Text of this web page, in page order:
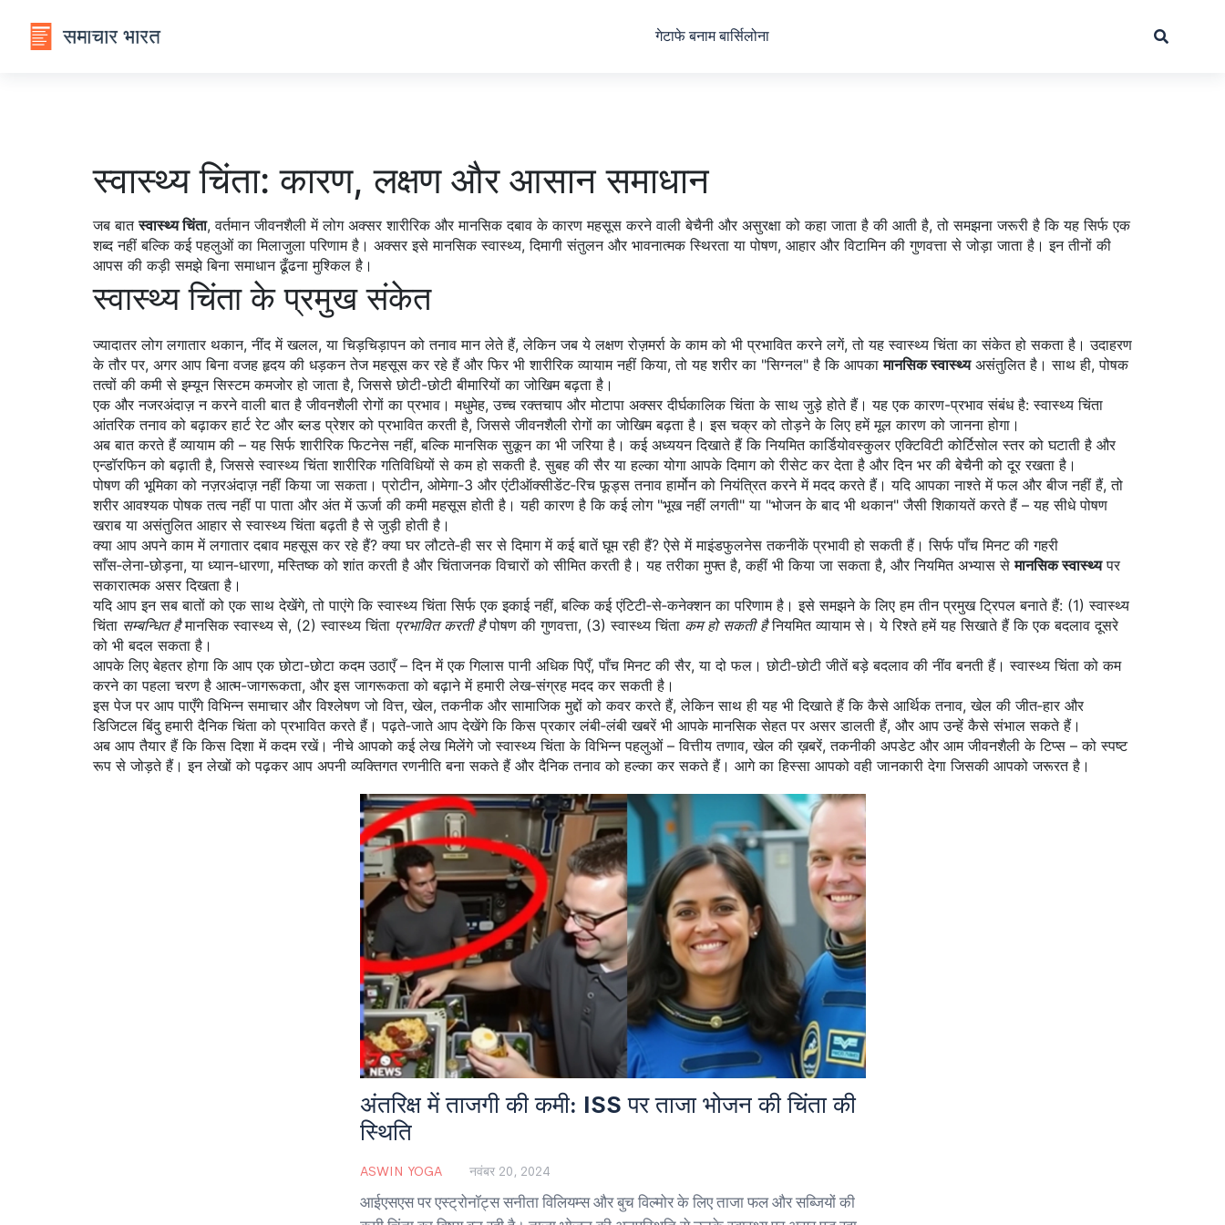
गेटाफे बनाम बार्सिलोना
स्वास्थ्य चिंता: कारण, लक्षण और आसान समाधान
जब बातस्वास्थ्य चिंता,वर्तमान जीवनशैली में लोग अक्सर शारीरिक और मानसिक दबाव के कारण महसूस करने वाली बेचैनी और असुरक्षा को कहा जाता है की आती है, तो समझना जरूरी है कि यह सिर्फ एक
शब्द नहीं बल्कि कई पहलुओं का मिलाजुला परिणाम है। अक्सर इसेमानसिक स्वास्थ्य,दिमागी संतुलन और भावनात्मक स्थिरता यापोषण, आहार और विटामिन की गुणवत्ता से जोड़ा जाता है। इन तीनों की
आपस की कड़ी समझे बिना समाधान ढूँढना मुश्किल है।
स्वास्थ्य चिंता के प्रमुख संकेत
ज्यादातर लोग लगातार थकान, नींद में खलल, या चिड़चिड़ापन को तनाव मान लेते हैं, लेकिन जब ये लक्षण रोज़मर्रा के काम को भी प्रभावित करने लगें, तो यह स्वास्थ्य चिंता का संकेत हो सकता है। उदाहरण
के तौर पर, अगर आप बिना वजह हृदय की धड़कन तेज महसूस कर रहे हैं और फिर भी शारीरिक व्यायाम नहीं किया, तो यह शरीर का "सिग्नल" है कि आपकामानसिक स्वास्थ्यअसंतुलित है। साथ ही, पोषक
तत्वों की कमी से इम्यून सिस्टम कमजोर हो जाता है, जिससे छोटी-छोटी बीमारियों का जोखिम बढ़ता है।
एक और नजरअंदाज़ न करने वाली बात है जीवनशैली रोगों का प्रभाव। मधुमेह, उच्च रक्तचाप और मोटापा अक्सर दीर्घकालिक चिंता के साथ जुड़े होते हैं। यह एक कारण-प्रभाव संबंध है:स्वास्थ्य चिंता
आंतरिक तनाव को बढ़ाकर हार्ट रेट और ब्लड प्रेशर को प्रभावित करती है, जिससे जीवनशैली रोगों का जोखिम बढ़ता है। इस चक्र को तोड़ने के लिए हमें मूल कारण को जानना होगा।
अब बात करते हैं व्यायाम की – यह सिर्फ शारीरिक फिटनेस नहीं, बल्कि मानसिक सुकून का भी जरिया है। कई अध्ययन दिखाते हैं कि नियमित कार्डियोवस्कुलर एक्टिविटी कोर्टिसोल स्तर को घटाती है और
एन्डॉरफिन को बढ़ाती है, जिससेस्वास्थ्य चिंता शारीरिक गतिविधियों से कम हो सकती है. सुबह की सैर या हल्का योगा आपके दिमाग को रीसेट कर देता है और दिन भर की बेचैनी को दूर रखता है।
पोषण की भूमिका को नज़रअंदाज़ नहीं किया जा सकता। प्रोटीन, ओमेगा‑3 और एंटीऑक्सीडेंट‑रिच फूड्स तनाव हार्मोन को नियंत्रित करने में मदद करते हैं। यदि आपका नाश्ते में फल और बीज नहीं हैं, तो
शरीर आवश्यक पोषक तत्व नहीं पा पाता और अंत में ऊर्जा की कमी महसूस होती है। यही कारण है कि कई लोग "भूख नहीं लगती" या "भोजन के बाद भी थकान" जैसी शिकायतें करते हैं – यह सीधेपोषण
खराब या असंतुलित आहार से स्वास्थ्य चिंता बढ़ती है से जुड़ी होती है।
क्या आप अपने काम में लगातार दबाव महसूस कर रहे हैं? क्या घर लौटते‑ही सर से दिमाग में कई बातें घूम रही हैं? ऐसे में माइंडफुलनेस तकनीकें प्रभावी हो सकती हैं। सिर्फ पाँच मिनट की गहरी
साँस‑लेना‑छोड़ना, या ध्यान‑धारणा, मस्तिष्क को शांत करती है और चिंताजनक विचारों को सीमित करती है। यह तरीका मुफ्त है, कहीं भी किया जा सकता है, और नियमित अभ्यास सेमानसिक स्वास्थ्यपर
सकारात्मक असर दिखता है।
यदि आप इन सब बातों को एक साथ देखेंगे, तो पाएंगे कि स्वास्थ्य चिंता सिर्फ एक इकाई नहीं, बल्कि कई एंटिटी‑से‑कनेक्शन का परिणाम है। इसे समझने के लिए हम तीन प्रमुख ट्रिपल बनाते हैं: (1) स्वास्थ्य
चिंता सम्बन्धित हैमानसिक स्वास्थ्य से, (2) स्वास्थ्य चिंता प्रभावित करती हैपोषण की गुणवत्ता, (3) स्वास्थ्य चिंता कम हो सकती हैनियमित व्यायाम से। ये रिश्ते हमें यह सिखाते हैं कि एक बदलाव दूसरे
को भी बदल सकता है।
आपके लिए बेहतर होगा कि आप एक छोटा-छोटा कदम उठाएँ – दिन में एक गिलास पानी अधिक पिएँ, पाँच मिनट की सैर, या दो फल। छोटी‑छोटी जीतें बड़े बदलाव की नींव बनती हैं। स्वास्थ्य चिंता को कम
करने का पहला चरण है आत्म-जागरूकता, और इस जागरूकता को बढ़ाने में हमारी लेख‑संग्रह मदद कर सकती है।
इस पेज पर आप पाएँगे विभिन्न समाचार और विश्लेषण जो वित्त, खेल, तकनीक और सामाजिक मुद्दों को कवर करते हैं, लेकिन साथ ही यह भी दिखाते हैं कि कैसे आर्थिक तनाव, खेल की जीत‑हार और
डिजिटल बिंदु हमारी दैनिक चिंता को प्रभावित करते हैं। पढ़ते‑जाते आप देखेंगे कि किस प्रकार लंबी‑लंबी खबरें भी आपके मानसिक सेहत पर असर डालती हैं, और आप उन्हें कैसे संभाल सकते हैं।
अब आप तैयार हैं कि किस दिशा में कदम रखें। नीचे आपको कई लेख मिलेंगे जो स्वास्थ्य चिंता के विभिन्न पहलुओं – वित्तीय तणाव, खेल की ख़बरें, तकनीकी अपडेट और आम जीवनशैली के टिप्स – को स्पष्ट
रूप से जोड़ते हैं। इन लेखों को पढ़कर आप अपनी व्यक्तिगत रणनीति बना सकते हैं और दैनिक तनाव को हल्का कर सकते हैं। आगे का हिस्सा आपको वही जानकारी देगा जिसकी आपको जरूरत है।
अंतरिक्ष में ताजगी की कमी: ISS पर ताजा भोजन की चिंता की
स्थिति
ASWIN YOGA नवंबर 20, 2024
आईएसएस पर एस्ट्रोनॉट्स सनीता विलियम्स और बुच विल्मोर के लिए ताजा फल और सब्जियों की